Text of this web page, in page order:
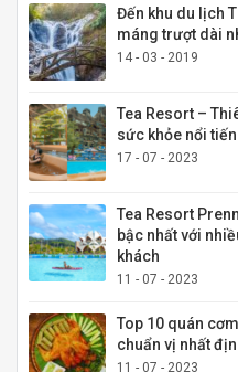
Đến khu du lịch
máng trượt dài
14 - 03 - 2019
Tea Resort –
sức khỏe nổi
17 - 07 - 2023
Tea Resort
bậc nhất với
khách
11 - 07 - 2023
Top 10 quán
chuẩn vị nhất
11 - 07 - 2023